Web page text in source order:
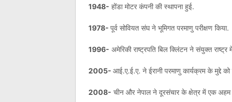
1948- होंडा मोटर कंपनी की स्थापना हुई.
1978- पूर्व सोवियत संघ ने भूमिगत परमाणु परीक्षण किया.
1996- अमेरिकी राष्ट्रपति बिल क्लिंटन ने संयुक्त राष्ट्र
2005- आई.ए.ई.ए. ने ईरानी परमाणु कार्यक्रम के मुद्दे को
2008- चीन और नेपाल ने दूरसंचार के क्षेत्र में एक अहम